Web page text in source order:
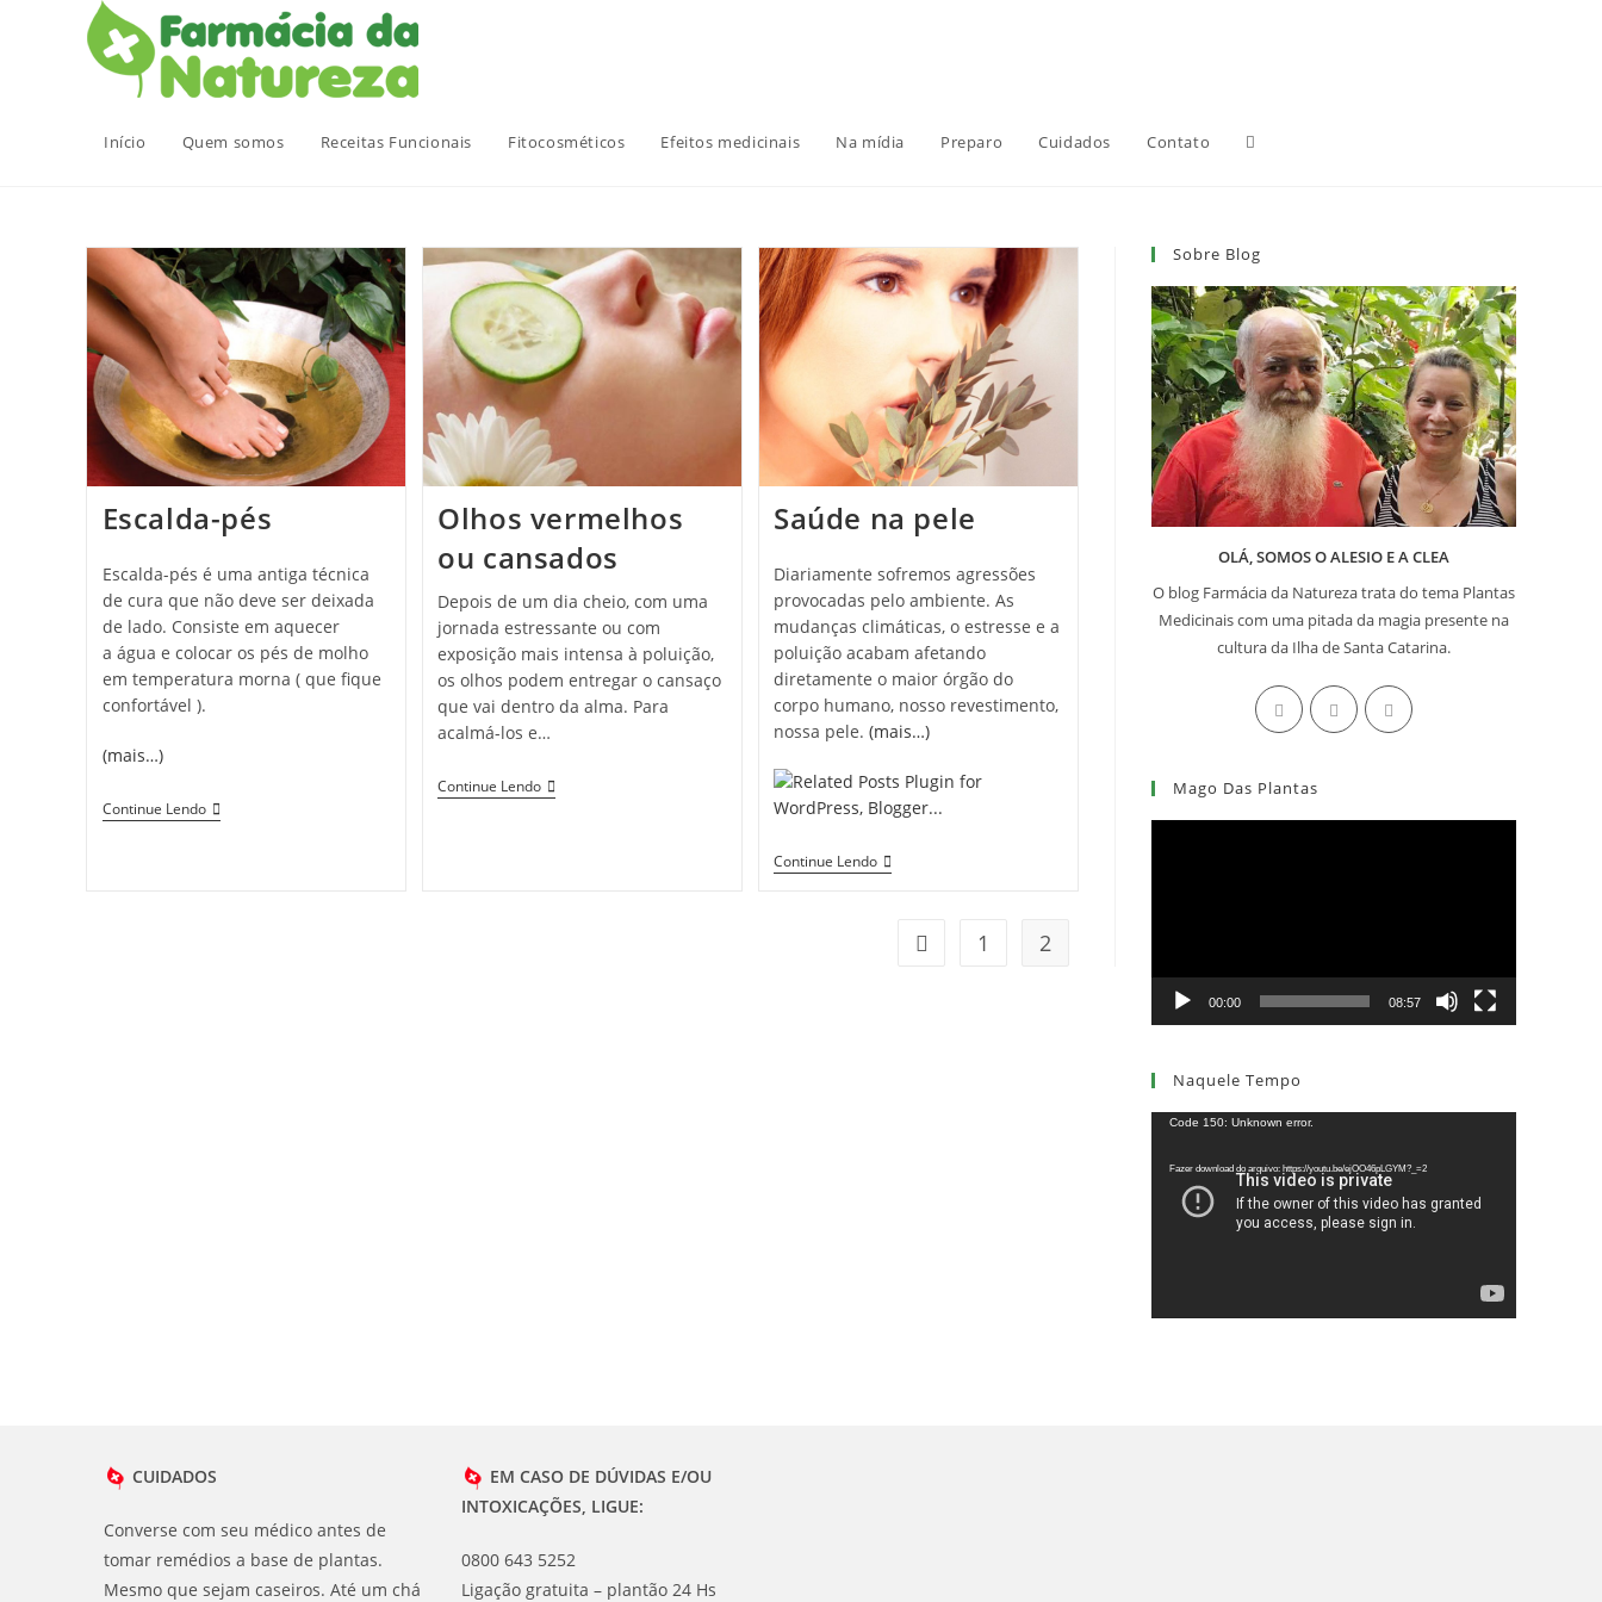
Início Quem somos Receitas Funcionais Fitocosméticos Efeitos medicinais Na mídia Preparo Cuidados Contato Alternar
do
site
Escalda-pés
Escalda-pés é uma antiga técnica
de cura que não deve ser deixada
de lado. Consiste em aquecer
a água e colocar os pés de molho
em temperatura morna ( que fique
confortável ).
(mais…)
Continue LendoEscalda-
Pés
Olhos vermelhos
ou cansados
Depois de um dia cheio, com uma
jornada estressante ou com
exposição mais intensa à poluição,
os olhos podem entregar o cansaço
que vai dentro da alma. Para
acalmá-los e…
Continue LendoOlhos
Vermelhos
Saúde na pele
Diariamente sofremos agressões
provocadas pelo ambiente. As
mudanças climáticas, o estresse e a
poluição acabam afetando
diretamente o maior órgão do
corpo humano, nosso revestimento,
nossa pele.(mais…)
Continue LendoSaúde
Na
Ir para a página anterior
1 2
Sobre Blog
OLÁ, SOMOS O ALESIO E A CLEA
O blog Farmácia da Natureza trata do tema Plantas
Medicinais com uma pitada da magia presente na
cultura da Ilha de Santa Catarina.
Abre
em
nova
aba
Abre
em
aba
Abre
aba
Mago Das Plantas
00:00 08:57
Naquele Tempo
Tocador
Code 150: Unknown error.
Fazer download do arquivo: https://youtu.be/ejOO46pLGYM?_=2
CUIDADOS
Converse com seu médico antes de
tomar remédios a base de plantas.
Mesmo que sejam caseiros. Até um chá
EM CASO DE DÚVIDAS E/OU
INTOXICAÇÕES, LIGUE:
0800 643 5252
Ligação gratuita – plantão 24 Hs